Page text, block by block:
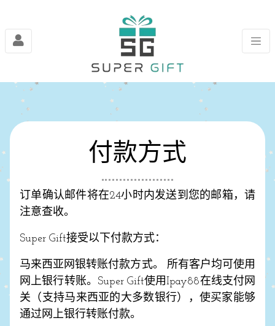
付款方式
订单确认邮件将在24小时内发送到您的邮箱，请
注意查收。
Super Gift接受以下付款方式：
马来西亚网银转账付款方式。 所有客户均可使用
网上银行转账。Super Gift使用Ipay88在线支付网
关（支持马来西亚的大多数银行），使买家能够
通过网上银行转账付款。